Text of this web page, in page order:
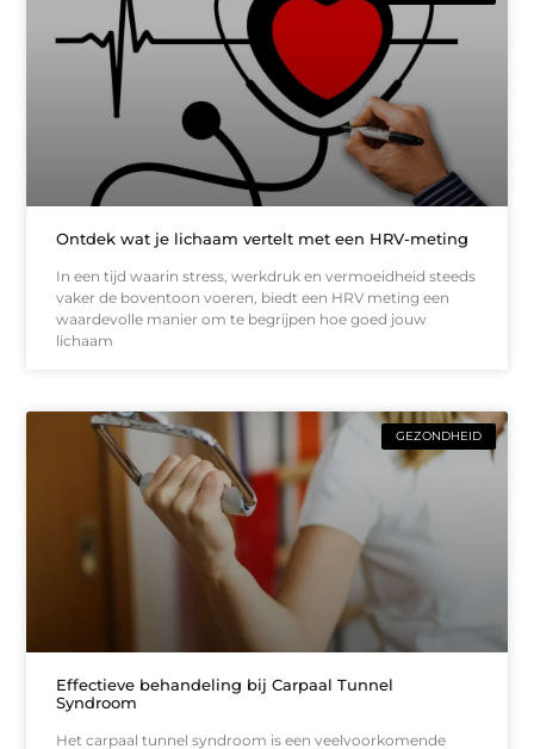
Ontdek wat je lichaam vertelt met een HRV-meting
In een tijd waarin stress, werkdruk en vermoeidheid steeds
vaker de boventoon voeren, biedt een HRV meting een
waardevolle manier om te begrijpen hoe goed jouw
lichaam
GEZONDHEID
Effectieve behandeling bij Carpaal Tunnel
Syndroom
Het carpaal tunnel syndroom is een veelvoorkomende